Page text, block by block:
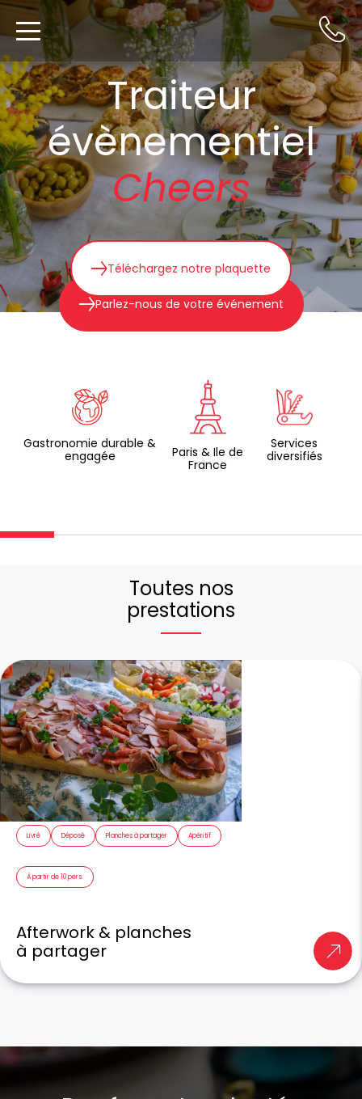
Traiteur
évènementiel
Cheers
Parlez-nous de votre événement
Téléchargez notre plaquette
Gastronomie durable &
engagée
Paris & Ile de
France
Services
diversifiés
Toutes nos
prestations
Livré Déposé Planches à partager Apéritif
À partir de 10 pers.
Afterwork & planches
à partager